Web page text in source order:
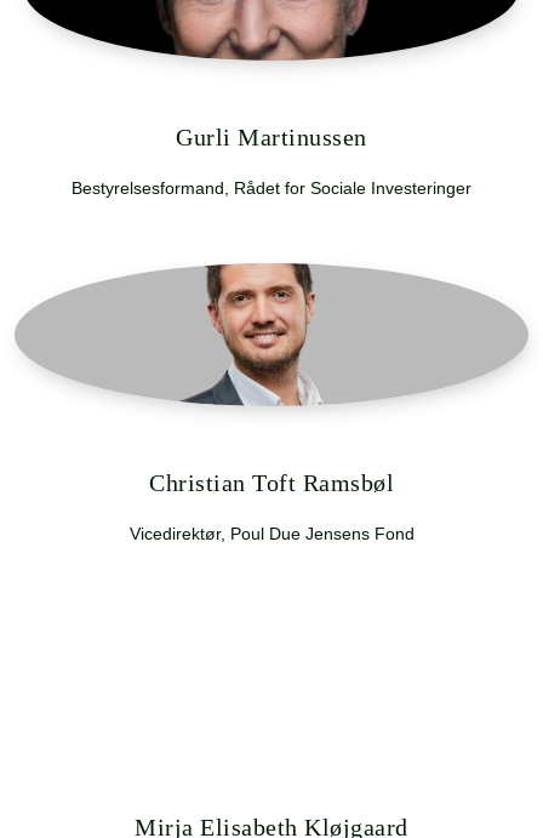
Gurli Martinussen
Bestyrelsesformand, Rådet for Sociale Investeringer
Christian Toft Ramsbøl
Vicedirektør, Poul Due Jensens Fond
Mirja Elisabeth Kløjgaard